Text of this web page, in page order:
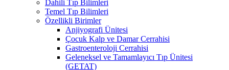
Dahili Tıp Bilimleri
Temel Tıp Bilimleri
Özellikli Birimler
Anjiyografi Ünitesi
Çocuk Kalp ve Damar Cerrahisi
Gastroenteroloji Cerrahisi
Geleneksel ve Tamamlayıcı Tıp Ünitesi
(GETAT)